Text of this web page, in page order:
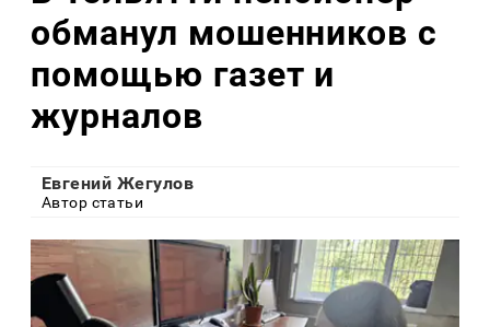
обманул мошенников с
помощью газет и
журналов
Евгений Жегулов
Автор статьи